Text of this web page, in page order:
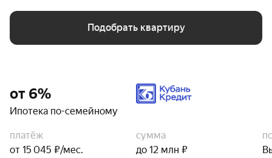
Подобрать квартиру
от 6%
Ипотека по-семейному
платёж
от 15 045 ₽/мес.
сумма
до 12 млн ₽